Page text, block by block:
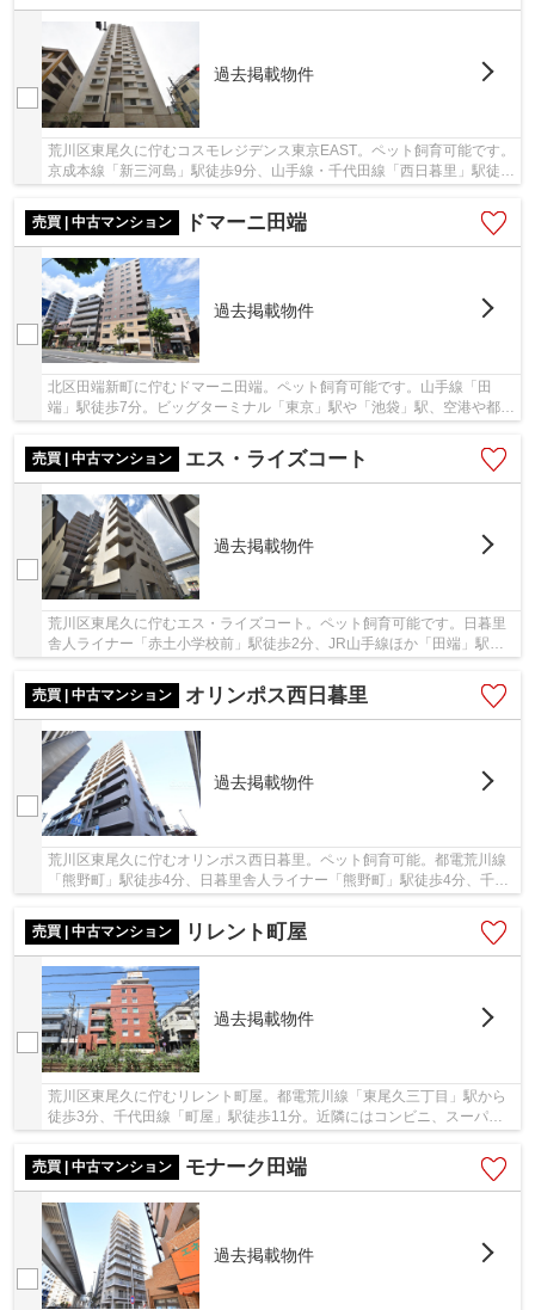
過去掲載物件
荒川区東尾久に佇むコスモレジデンス東京EAST。ペット飼育可能です。
京成本線「新三河島」駅徒歩9分、山手線・千代田線「西日暮里」駅徒歩
売買 | 中古マンション
ドマーニ田端
過去掲載物件
北区田端新町に佇むドマーニ田端。ペット飼育可能です。山手線「田
端」駅徒歩7分。ビッグターミナル「東京」駅や「池袋」駅、空港や都心
売買 | 中古マンション
エス・ライズコート
過去掲載物件
荒川区東尾久に佇むエス・ライズコート。ペット飼育可能です。日暮里
舎人ライナー「赤土小学校前」駅徒歩2分、JR山手線ほか「田端」駅・
売買 | 中古マンション
オリンポス西日暮里
過去掲載物件
荒川区東尾久に佇むオリンポス西日暮里。ペット飼育可能。都電荒川線
「熊野町」駅徒歩4分、日暮里舎人ライナー「熊野町」駅徒歩4分、千代
売買 | 中古マンション
リレント町屋
過去掲載物件
荒川区東尾久に佇むリレント町屋。都電荒川線「東尾久三丁目」駅から
徒歩3分、千代田線「町屋」駅徒歩11分。近隣にはコンビニ、スーパー
などが揃っており、生活環境が整っています。住...
売買 | 中古マンション
モナーク田端
過去掲載物件